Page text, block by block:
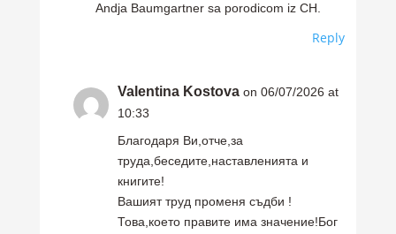
Andja Baumgartner sa porodicom iz CH.
Reply
Valentina Kostova on 06/07/2026 at
10:33
Благодаря Ви,отче,за
труда,беседите,наставленията и
книгите!
Вашият труд променя съдби !
Това,което правите има значение!Бог